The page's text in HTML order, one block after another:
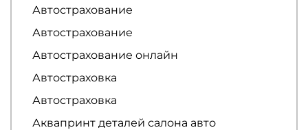
Автострахование
Автострахование
Автострахование онлайн
Автостраховка
Автостраховка
Аквапринт деталей салона авто